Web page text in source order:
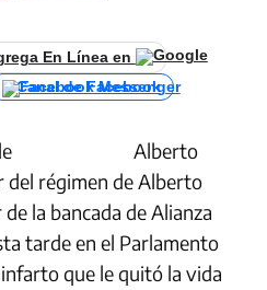
En Línea en
Canal de Facebook
Alberto
del régimen de Alberto
la bancada de Alianza
tarde en el Parlamento
que le quitó la vida